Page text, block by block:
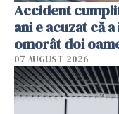
Accident
ani e acuzat că
omorât doi
07 AUGUST 2026